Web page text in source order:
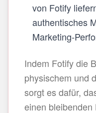
von Fotify
authentisches
Marketing-
Indem Fotify die
physischem und
sorgt es dafür,
einen